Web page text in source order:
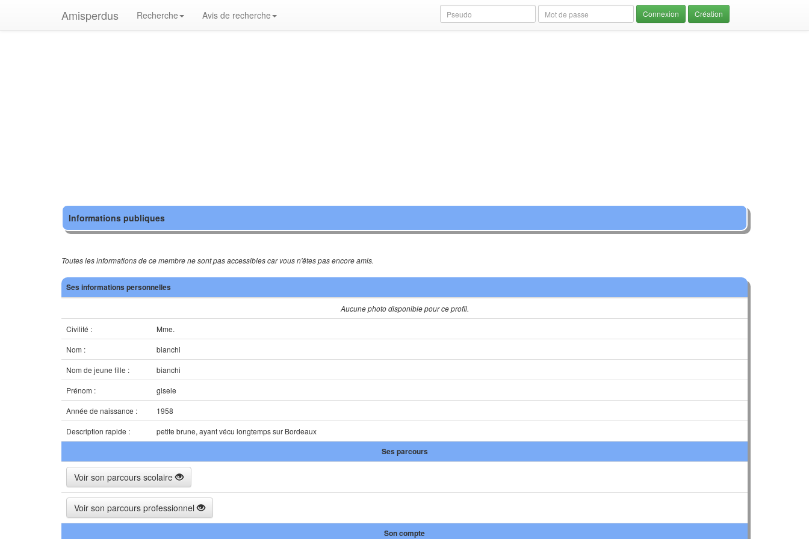
Amisperdus Recherche Avis de recherche Création
Informations publiques
Toutes les informations de ce membre ne sont pas accessibles car vous n'êtes pas encore amis.
Ses informations personnelles
Aucune photo disponible pour ce profil.
Civilité :
Mme.
Nom :
bianchi
Nom de jeune fille :
bianchi
Prénom :
gisele
Année de naissance :
1958
Description rapide :
petite brune, ayant vécu longtemps sur Bordeaux
Ses parcours
Voir son parcours scolaire
Voir son parcours professionnel
Son compte